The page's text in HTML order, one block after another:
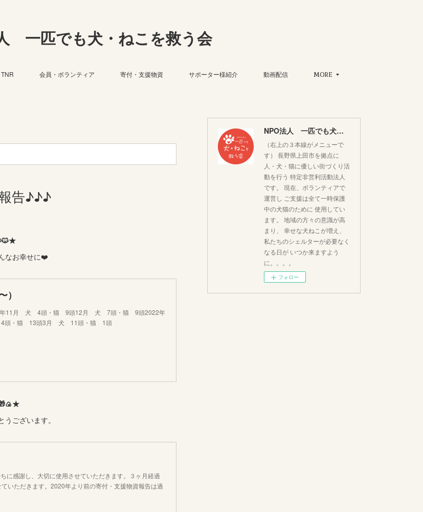
一匹でも犬・ねこを救う会
会員・ボランティア 寄付・支援物資 サポーター様紹介 動画配信 MORE
告♪♪♪
なお幸せに❤️
）
年11月 犬 4頭・猫 9頭12月 犬 7頭・猫 9頭2022年
・猫 13頭3月 犬 11頭・猫 1頭
ございます。
に感謝し、大切に使用させていただきます。３ヶ月経過
いただきます。2020年より前の寄付・支援物資報告は過
NPO法人 一匹でも犬・ねこを救う会
（右上の３本線がメニューで
す） 長野県上田市を拠点に
人・犬・猫に優しい街づくり活
動を行う 特定非営利活動法人
です。 現在、ボランティアで
運営し ご支援は全て一時保護
中の犬猫のために 使用してい
ます。 地域の方々の意識が高
まり、 幸せな犬ねこが増え、
私たちのシェルターが必要なく
なる日が いつか来ますよう
に。。。。
フォロー